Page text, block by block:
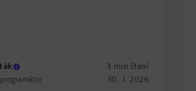
3 min čtení
30. 1. 2026